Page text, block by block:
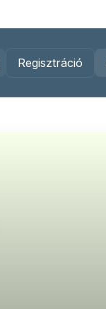
Regisztráció